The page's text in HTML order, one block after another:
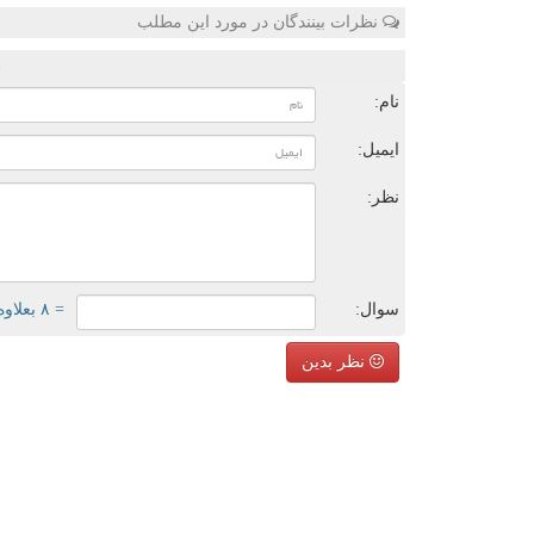
نظرات بینندگان در مورد این مطلب
نام:
ایمیل:
نظر:
سوال: = ۸ بعلاوه ۴
نظر بدین